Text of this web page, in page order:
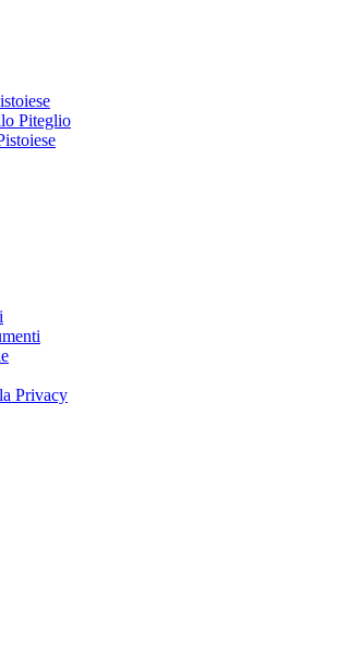
Piteglio
Privacy